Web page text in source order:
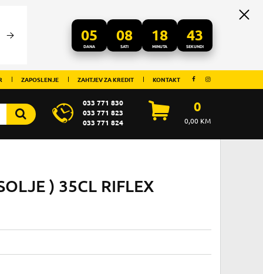
05
DANA
08
SATI
18
MINUTA
43
SEKUNDI
ZAPOSLENJE ZAHTJEV ZA KREDIT KONTAKT
033 771 830
033 771 823
033 771 824
0
0,00KM
) 35CL RIFLEX